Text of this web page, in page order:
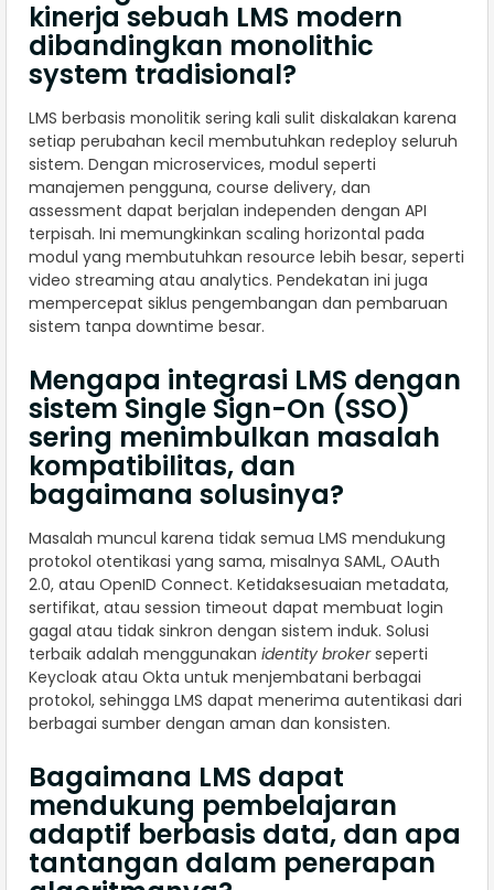
kinerja sebuah LMS modern
dibandingkan monolithic
system tradisional?
LMS berbasis monolitik sering kali sulit diskalakan karena
setiap perubahan kecil membutuhkan redeploy seluruh
sistem. Dengan microservices, modul seperti
manajemen pengguna, course delivery, dan
assessment dapat berjalan independen dengan API
terpisah. Ini memungkinkan scaling horizontal pada
modul yang membutuhkan resource lebih besar, seperti
video streaming atau analytics. Pendekatan ini juga
mempercepat siklus pengembangan dan pembaruan
sistem tanpa downtime besar.
Mengapa integrasi LMS dengan
sistem Single Sign-On (SSO)
sering menimbulkan masalah
kompatibilitas, dan
bagaimana solusinya?
Masalah muncul karena tidak semua LMS mendukung
protokol otentikasi yang sama, misalnya SAML, OAuth
2.0, atau OpenID Connect. Ketidaksesuaian metadata,
sertifikat, atau session timeout dapat membuat login
gagal atau tidak sinkron dengan sistem induk. Solusi
terbaik adalah menggunakan identity brokerseperti
Keycloak atau Okta untuk menjembatani berbagai
protokol, sehingga LMS dapat menerima autentikasi dari
berbagai sumber dengan aman dan konsisten.
Bagaimana LMS dapat
mendukung pembelajaran
adaptif berbasis data, dan apa
tantangan dalam penerapan